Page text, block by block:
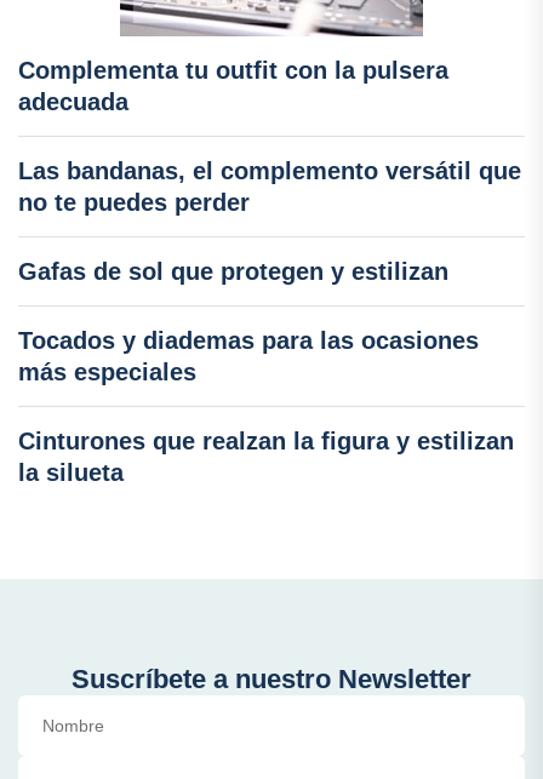
Complementa tu outfit con la pulsera
adecuada
Las bandanas, el complemento versátil que
no te puedes perder
Gafas de sol que protegen y estilizan
Tocados y diademas para las ocasiones
más especiales
Cinturones que realzan la figura y estilizan
la silueta
Suscríbete a nuestro Newsletter